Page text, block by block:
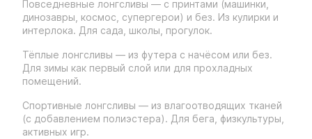
Повседневные лонгсливы — с принтами (машинки,
динозавры, космос, супергерои) и без. Из кулирки и
интерлока. Для сада, школы, прогулок.
Тёплые лонгсливы — из футера с начёсом или без.
Для зимы как первый слой или для прохладных
помещений.
Спортивные лонгсливы — из влагоотводящих тканей
(с добавлением полиэстера). Для бега, физкультуры,
активных игр.